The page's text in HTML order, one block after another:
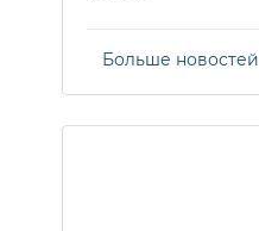
Больше новостей